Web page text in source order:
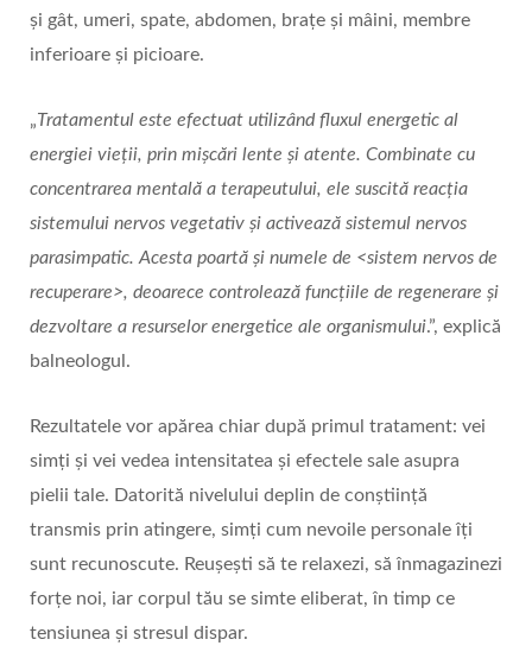
și gât, umeri, spate, abdomen, brațe și mâini, membre
inferioare și picioare.
„Tratamentul este efectuat utilizând fluxul energetic al
energiei vieții, prin mișcări lente și atente. Combinate cu
concentrarea mentală a terapeutului, ele suscită reacția
sistemului nervos vegetativ și activează sistemul nervos
parasimpatic. Acesta poartă și numele de <sistem nervos de
recuperare>, deoarece controlează funcțiile de regenerare și
dezvoltare a resurselor energetice ale organismului.”, explică
balneologul.
Rezultatele vor apărea chiar după primul tratament: vei
simți și vei vedea intensitatea și efectele sale asupra
pielii tale. Datorită nivelului deplin de conștiință
transmis prin atingere, simți cum nevoile personale îți
sunt recunoscute. Reușești să te relaxezi, să înmagazinezi
forțe noi, iar corpul tău se simte eliberat, în timp ce
tensiunea și stresul dispar.